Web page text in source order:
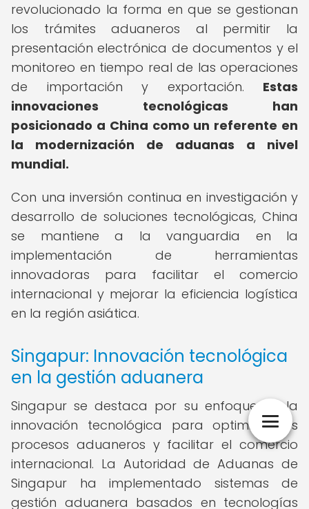
revolucionado la forma en que se gestionan
los trámites aduaneros al permitir la
presentación electrónica de documentos y el
monitoreo en tiempo real de las operaciones
de importación y exportación. Estas
innovaciones tecnológicas han
posicionado a China como un referente en
la modernización de aduanas a nivel
mundial.
Con una inversión continua en investigación y
desarrollo de soluciones tecnológicas, China
se mantiene a la vanguardia en la
implementación de herramientas
innovadoras para facilitar el comercio
internacional y mejorar la eficiencia logística
en la región asiática.
Singapur: Innovación tecnológica
en la gestión aduanera
Singapur se destaca por su enfoque en la
innovación tecnológica para optimizar los
procesos aduaneros y facilitar el comercio
internacional. La Autoridad de Aduanas de
Singapur ha implementado sistemas de
gestión aduanera basados en tecnologías